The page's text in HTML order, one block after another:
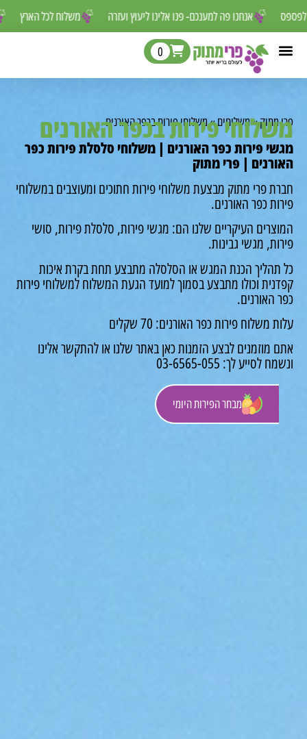
משלוח לכל אנחנו פה למענכם- פנו אלינו ליעוץ ועזרה לפספס
מבחר הפירות היומי
0
»משלוחים»משלוחי פירות בכפר האורנים
פירות בכפר האורנים
פירות כפר האורנים | משלוחי סלסלת פירות כפר
| פרי מתוק
פרי מתוק מבצעת משלוחי פירות חתוכים ומעוצבים במשלוחי
כפר האורנים.
העיקריים שלנו הם: מגשי פירות, סלסלת פירות, סושי
מגשי גבינות.
הכנת המגש או הסלסלה מתבצע תחת בקרת איכות
וכולו מתבצע בסמוך למועד הגעת המשלוח למשלוחי פירות
משלוח פירות כפר האורנים: 70 שקלים
מוזמנים לבצע הזמנות כאן באתר שלנו או להתקשר אלינו
לך: 03-6565-055